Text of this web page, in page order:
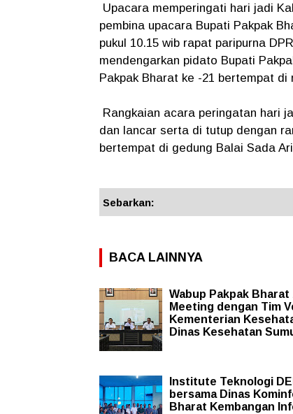
Upacara memperingati hari jadi
pembina upacara Bupati Pakpak
pukul 10.15 wib rapat paripurna
mendengarkan pidato Bupati
Pakpak Bharat ke -21 bertempat di
Rangkaian acara peringatan hari
dan lancar serta di tutup dengan
bertempat di gedung Balai Sada
Sebarkan:
BACA LAINNYA
Wabup Pakpak Bharat
Meeting dengan Tim
Kementerian
Dinas Kesehatan
Institute Teknologi
bersama Dinas
Bharat Kembangan